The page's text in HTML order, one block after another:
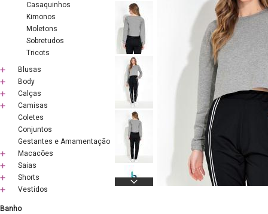
Casaquinhos
Kimonos
Moletons
Sobretudos
Tricots
Blusas
Body
Calças
Camisas
Coletes
Conjuntos
Gestantes e Amamentação
Macacões
Saias
Shorts
Vestidos
Banho